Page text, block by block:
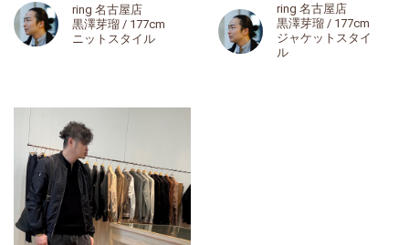
ring 名古屋店
黒澤芽瑠 / 177cm
ニットスタイル
ring 名古屋店
黒澤芽瑠 / 177cm
ジャケットスタイ
ル